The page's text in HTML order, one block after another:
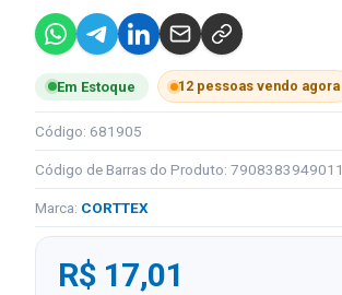
Em Estoque 12 pessoas vendo agora
Código: 681905
Código de Barras do Produto: 7908383949011
Marca: CORTTEX
R$ 17,01